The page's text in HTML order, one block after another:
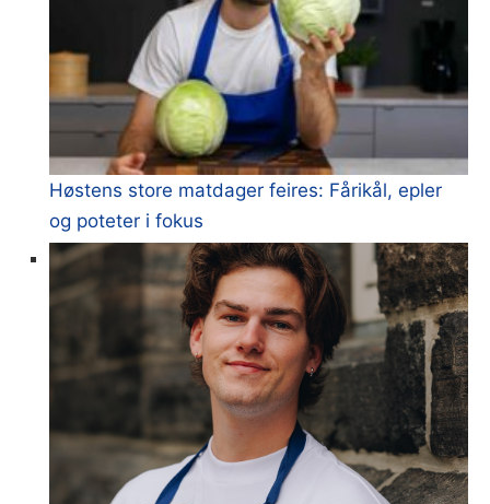
Høstens store matdager feires: Fårikål, epler
og poteter i fokus